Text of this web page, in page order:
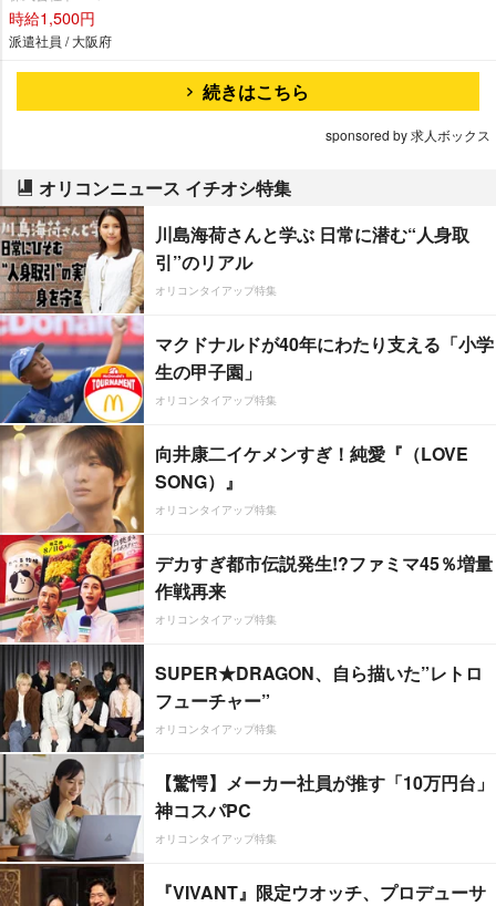
時給1,500円
派遣社員 / 大阪府
続きはこちら
sponsored by 求人ボックス
オリコンニュース イチオシ特集
川島海荷さんと学ぶ 日常に潜む“人身取
引”のリアル
オリコンタイアップ特集
マクドナルドが40年にわたり支える「小学
生の甲子園」
オリコンタイアップ特集
向井康二イケメンすぎ！純愛『（LOVE
SONG）』
オリコンタイアップ特集
デカすぎ都市伝説発生!?ファミマ45％増量
作戦再来
オリコンタイアップ特集
SUPER★DRAGON、自ら描いた”レトロ
フューチャー”
オリコンタイアップ特集
【驚愕】メーカー社員が推す「10万円台」
神コスパPC
オリコンタイアップ特集
『VIVANT』限定ウオッチ、プロデューサ